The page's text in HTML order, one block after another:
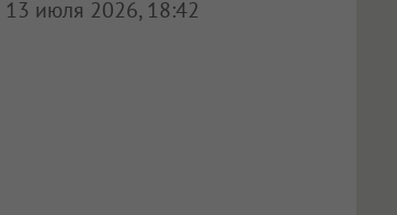
13 июля 2026, 18:42